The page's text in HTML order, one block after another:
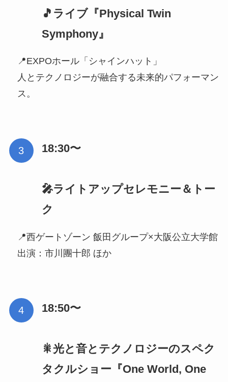
🎵ライブ『Physical Twin
Symphony』
📍EXPOホール「シャインハット」
人とテクノロジーが融合する未来的パフォーマン
ス。
18:30〜
🎤ライトアップセレモニー＆トー
ク
📍西ゲートゾーン 飯田グループ×大阪公立大学館
出演：市川團十郎 ほか
18:50〜
🎇光と音とテクノロジーのスペク
タクルショー『One World, One